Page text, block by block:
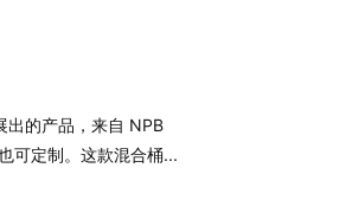
的产品，来自 NPB
可定制。这款混合桶...